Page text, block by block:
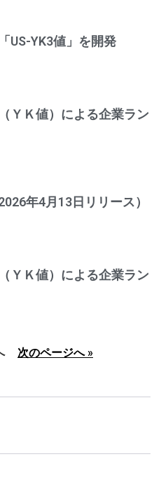
US-YK3値」を開発
ＹＫ値）による企業ラン
年4月13日リリース）
ＹＫ値）による企業ラン
次のページへ »